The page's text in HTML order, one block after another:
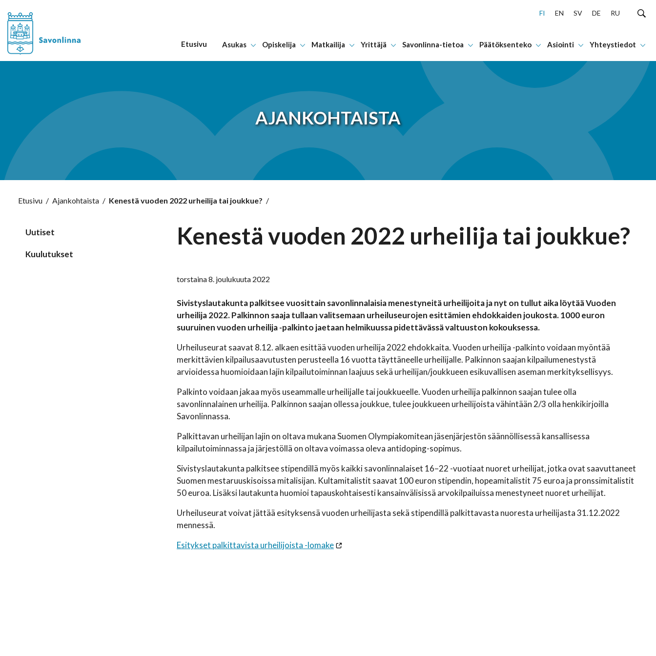
Hyppää sisältöön
FI EN SV DE RU
Etusivu Asukas Opiskelija Matkailija Yrittäjä Savonlinna-tietoa Päätöksenteko Asiointi Yhteystiedot
AJANKOHTAISTA
Etusivu / Ajankohtaista / Kenestä vuoden 2022 urheilija tai joukkue? /
Uutiset
Kuulutukset
Kenestä vuoden 2022 urheilija tai joukkue?
torstaina 8. joulukuuta 2022
Sivistyslautakunta palkitsee vuosittain savonlinnalaisia menestyneitä urheilijoita ja nyt on tullut aika löytää Vuoden
urheilija 2022. Palkinnon saaja tullaan valitsemaan urheiluseurojen esittämien ehdokkaiden joukosta. 1000 euron
suuruinen vuoden urheilija -palkinto jaetaan helmikuussa pidettävässä valtuuston kokouksessa.
Urheiluseurat saavat 8.12. alkaen esittää vuoden urheilija 2022 ehdokkaita. Vuoden urheilija -palkinto voidaan myöntää
merkittävien kilpailusaavutusten perusteella 16 vuotta täyttäneelle urheilijalle. Palkinnon saajan kilpailumenestystä
arvioidessa huomioidaan lajin kilpailutoiminnan laajuus sekä urheilijan/joukkueen esikuvallisen aseman merkityksellisyys.
Palkinto voidaan jakaa myös useammalle urheilijalle tai joukkueelle. Vuoden urheilija palkinnon saajan tulee olla
savonlinnalainen urheilija. Palkinnon saajan ollessa joukkue, tulee joukkueen urheilijoista vähintään 2/3 olla henkikirjoilla
Savonlinnassa.
Palkittavan urheilijan lajin on oltava mukana Suomen Olympiakomitean jäsenjärjestön säännöllisessä kansallisessa
kilpailutoiminnassa ja järjestöllä on oltava voimassa oleva antidoping-sopimus.
Sivistyslautakunta palkitsee stipendillä myös kaikki savonlinnalaiset 16–22 -vuotiaat nuoret urheilijat, jotka ovat saavuttaneet
Suomen mestaruuskisoissa mitalisijan. Kultamitalistit saavat 100 euron stipendin, hopeamitalistit 75 euroa ja pronssimitalistit
50 euroa. Lisäksi lautakunta huomioi tapauskohtaisesti kansainvälisissä arvokilpailuissa menestyneet nuoret urheilijat.
Urheiluseurat voivat jättää esityksensä vuoden urheilijasta sekä stipendillä palkittavasta nuoresta urheilijasta 31.12.2022
mennessä.
Esitykset palkittavista urheilijoista -lomake